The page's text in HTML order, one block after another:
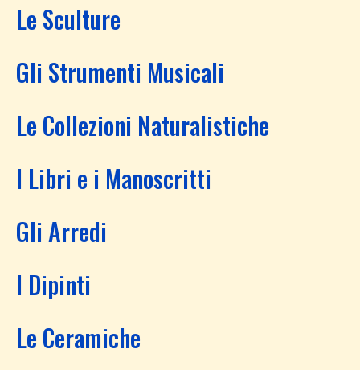
Le Sculture
Gli Strumenti Musicali
Le Collezioni Naturalistiche
I Libri e i Manoscritti
Gli Arredi
I Dipinti
Le Ceramiche